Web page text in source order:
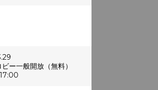
ビー一般開放（無料）